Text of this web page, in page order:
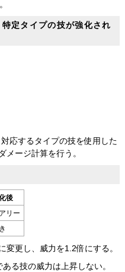
定タイプの技が強化され
応するタイプの技を使用した
メージ計算を行う。
後
リー
変更し、威力を1.2倍にする。
る技の威力は上昇しない。